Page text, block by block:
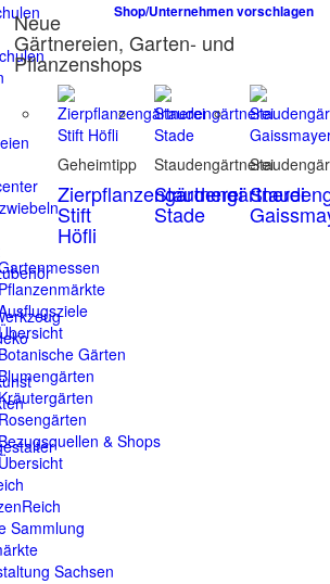
Shop/Unternehmen vorschlagen
Neue
Gärtnereien, Garten- und
Pflanzenshops
Geheimtipp
Zierpflanzengärtnerei
Stift
Höfli
Staudengärtnerei
Staudengärtnerei
Stade
Pflanzenmärkte
Botanische Gärten
Rosengärten
& Shops
Sammlung
Sachsen